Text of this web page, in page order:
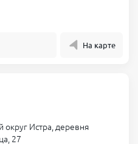
На карте
округ Истра, деревня
27